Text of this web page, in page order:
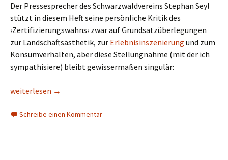
Der Pressesprecher des Schwarzwaldvereins Stephan Seyl
stützt in diesem Heft seine persönliche Kritik des
›Zertifizierungswahns‹ zwar auf Grundsatzüberlegungen
zur Landschaftsästhetik, zur Erlebnisinszenierung und zum
Konsumverhalten, aber diese Stellungnahme (mit der ich
sympathisiere) bleibt gewissermaßen singulär:
»Muss es immer Premium sein?« – Kratzspuren einer Debatte
weiterlesen →
Schreibe einen Kommentar